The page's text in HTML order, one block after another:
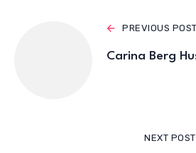
PREVIOUS POST
Carina Berg
NEXT POST